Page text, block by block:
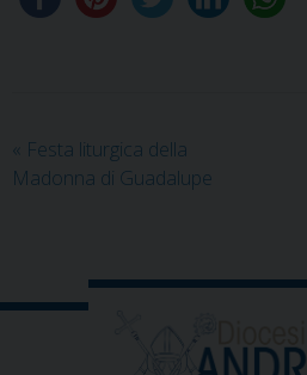
« Festa liturgica della
Madonna di Guadalupe